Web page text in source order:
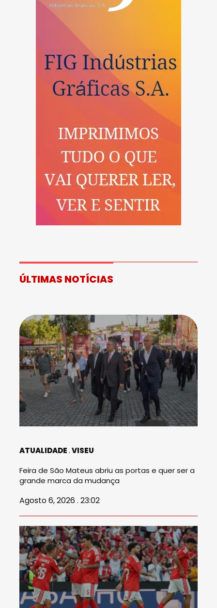
ÚLTIMAS NOTÍCIAS
ATUALIDADE VISEU
Feira de São Mateus abriu as portas e quer ser a
grande marca da mudança
Agosto 6, 2026 . 23:02